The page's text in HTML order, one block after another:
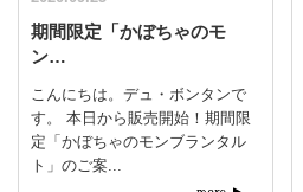
期間限定「かぼちゃのモ
ン…
こんにちは。デュ・ボンタンで
す。 本日から販売開始！期間限
定「かぼちゃのモンブランタル
ト」のご案...